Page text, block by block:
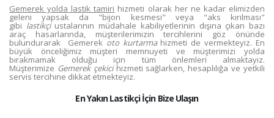
Gemerek yolda lastik tamiri hizmeti olarak her ne kadar elimizden
geleni yapsak da "bijon kesmesi" veya "aks kırılması"
gibi lastikçi ustalarının müdahale kabiliyetlerinin dışına çıkan bazı
araç hasarlarında, müşterilerimizin tercihlerini göz önünde
bulundurarak Gemerek oto kurtarmahizmeti de vermekteyiz. En
büyük önceliğimiz müşteri memnuyeti ve müşterimizi yolda
bırakmamak olduğu için tüm önlemleri almaktayız.
Müşterimize Gemerek çekicihizmeti sağlarken, hesaplılığa ve yetkili
servis tercihine dikkat etmekteyiz.
En Yakın Lastikçi İçin Bize Ulaşın